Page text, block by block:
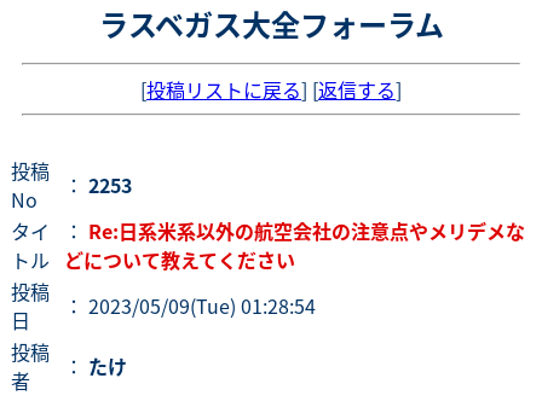
ラスベガス大全フォーラム
[投稿リストに戻る] [返信する]
投稿
No
： 2253
タイ
トル
： Re:日系米系以外の航空会社の注意点やメリデメな
どについて教えてください
投稿
日
： 2023/05/09(Tue) 01:28:54
投稿
者
： たけ